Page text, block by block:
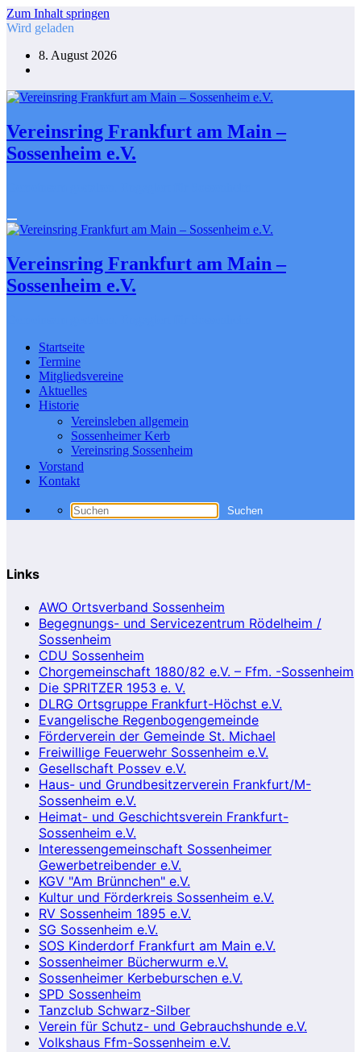
Zum Inhalt springen
Wird geladen
8. August 2026
Vereinsring Frankfurt am Main –
Sossenheim e.V.
Vereinsring Frankfurt am Main –
Sossenheim e.V.
Startseite
Termine
Mitgliedsvereine
Aktuelles
Historie
Vereinsleben allgemein
Sossenheimer Kerb
Vereinsring Sossenheim
Vorstand
Kontakt
Links
AWO Ortsverband Sossenheim
Begegnungs- und Servicezentrum Rödelheim /
Sossenheim
CDU Sossenheim
Chorgemeinschaft 1880/82 e.V. – Ffm. -Sossenheim
Die SPRITZER 1953 e. V.
DLRG Ortsgruppe Frankfurt-Höchst e.V.
Evangelische Regenbogengemeinde
Förderverein der Gemeinde St. Michael
Freiwillige Feuerwehr Sossenheim e.V.
Gesellschaft Possev e.V.
Haus- und Grundbesitzerverein Frankfurt/M-
Sossenheim e.V.
Heimat- und Geschichtsverein Frankfurt-
Sossenheim e.V.
Interessengemeinschaft Sossenheimer
Gewerbetreibender e.V.
KGV "Am Brünnchen" e.V.
Kultur und Förderkreis Sossenheim e.V.
RV Sossenheim 1895 e.V.
SG Sossenheim e.V.
SOS Kinderdorf Frankfurt am Main e.V.
Sossenheimer Bücherwurm e.V.
Sossenheimer Kerbeburschen e.V.
SPD Sossenheim
Tanzclub Schwarz-Silber
Verein für Schutz- und Gebrauchshunde e.V.
Volkshaus Ffm-Sossenheim e.V.